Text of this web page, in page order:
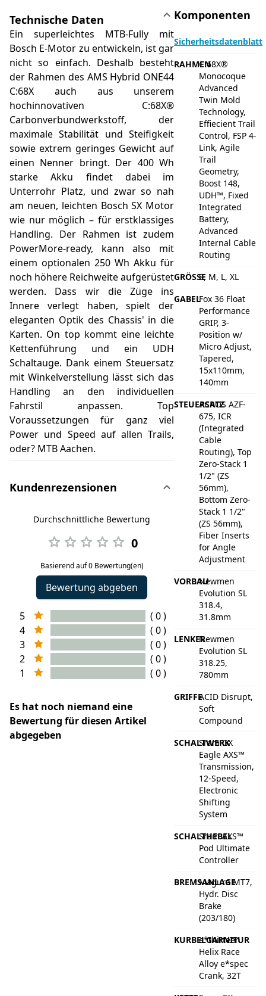
Technische Daten
Ein superleichtes MTB-Fully mit
Bosch E-Motor zu entwickeln, ist gar
nicht so einfach. Deshalb besteht
der Rahmen des AMS Hybrid ONE44
C:68X auch aus unserem
hochinnovativen C:68X®
Carbonverbundwerkstoff, der
maximale Stabilität und Steifigkeit
sowie extrem geringes Gewicht auf
einen Nenner bringt. Der 400 Wh
starke Akku findet dabei im
Unterrohr Platz, und zwar so nah
am neuen, leichten Bosch SX Motor
wie nur möglich – für erstklassiges
Handling. Der Rahmen ist zudem
PowerMore-ready, kann also mit
einem optionalen 250 Wh Akku für
noch höhere Reichweite aufgerüstet
werden. Dass wir die Züge ins
Innere verlegt haben, spielt der
eleganten Optik des Chassis' in die
Karten. On top kommt eine leichte
Kettenführung und ein UDH
Schaltauge. Dank einem Steuersatz
mit Winkelverstellung lässt sich das
Handling an den individuellen
Fahrstil anpassen. Top
Voraussetzungen für ganz viel
Power und Speed auf allen Trails,
oder? MTB Aachen.
Kundenrezensionen
Durchschnittliche Bewertung
0
Basierend auf 0 Bewertung(en)
Bewertung abgeben
5
( 0 )
4
( 0 )
3
( 0 )
2
( 0 )
1
( 0 )
Es hat noch niemand eine
Bewertung für diesen Artikel
abgegeben
Komponenten
Sicherheitsdatenblatt
RAHMENC:68X®
Monocoque
Advanced
Twin Mold
Technology,
Effiecient Trail
Control, FSP 4-
Link, Agile
Trail
Geometry,
Boost 148,
UDH™, Fixed
Integrated
Battery,
Advanced
Internal Cable
Routing
GRÖSSES, M, L, XL
GABELFox 36 Float
Performance
GRIP, 3-
Position w/
Micro Adjust,
Tapered,
15x110mm,
140mm
STEUERSATZ
ACROS AZF-
675, ICR
(Integrated
Cable
Routing), Top
Zero-Stack 1
1/2" (ZS
56mm),
Bottom Zero-
Stack 1 1/2"
(ZS 56mm),
Fiber Inserts
for Angle
Adjustment
VORBAUNewmen
Evolution SL
318.4,
31.8mm
LENKERNewmen
Evolution SL
318.25,
780mm
GRIFFEACID Disrupt,
Soft
Compound
SCHALTWERK
Sram GX
Eagle AXS™
Transmission,
12-Speed,
Electronic
Shifting
System
SCHALTHEBEL
Sram AXS™
Pod Ultimate
Controller
BREMSANLAGE
Magura MT7,
Hydr. Disc
Brake
(203/180)
KURBELGARNITUR
e*thirteen
Helix Race
Alloy e*spec
Crank, 32T